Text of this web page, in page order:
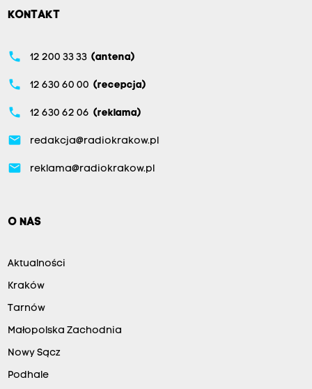
KONTAKT
phone 12 200 33 33 (antena)
phone 12 630 60 00 (recepcja)
phone 12 630 62 06 (reklama)
email redakcja@radiokrakow.pl
email reklama@radiokrakow.pl
O NAS
Aktualności
Kraków
Tarnów
Małopolska Zachodnia
Nowy Sącz
Podhale